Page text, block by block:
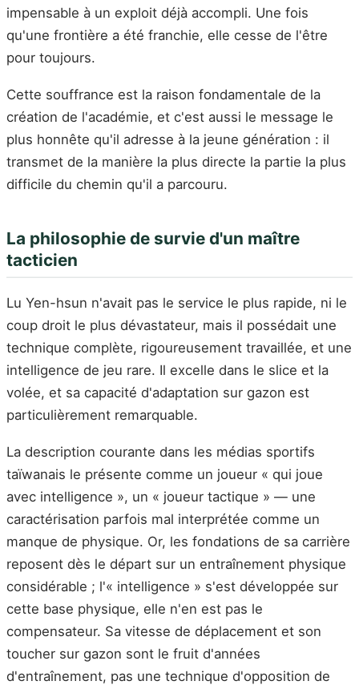
impensable à un exploit déjà accompli. Une fois
qu'une frontière a été franchie, elle cesse de l'être
pour toujours.
Cette souffrance est la raison fondamentale de la
création de l'académie, et c'est aussi le message le
plus honnête qu'il adresse à la jeune génération : il
transmet de la manière la plus directe la partie la plus
difficile du chemin qu'il a parcouru.
La philosophie de survie d'un maître
tacticien
Lu Yen-hsun n'avait pas le service le plus rapide, ni le
coup droit le plus dévastateur, mais il possédait une
technique complète, rigoureusement travaillée, et une
intelligence de jeu rare. Il excelle dans le slice et la
volée, et sa capacité d'adaptation sur gazon est
particulièrement remarquable.
La description courante dans les médias sportifs
taïwanais le présente comme un joueur « qui joue
avec intelligence », un « joueur tactique » — une
caractérisation parfois mal interprétée comme un
manque de physique. Or, les fondations de sa carrière
reposent dès le départ sur un entraînement physique
considérable ; l'« intelligence » s'est développée sur
cette base physique, elle n'en est pas le
compensateur. Sa vitesse de déplacement et son
toucher sur gazon sont le fruit d'années
d'entraînement, pas une technique d'opposition de